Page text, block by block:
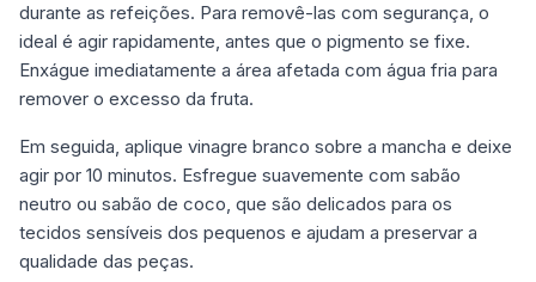
durante as refeições. Para removê-las com segurança, o
ideal é agir rapidamente, antes que o pigmento se fixe.
Enxágue imediatamente a área afetada com água fria para
remover o excesso da fruta.
Em seguida, aplique vinagre branco sobre a mancha e deixe
agir por 10 minutos. Esfregue suavemente com sabão
neutro ou sabão de coco, que são delicados para os
tecidos sensíveis dos pequenos e ajudam a preservar a
qualidade das peças.